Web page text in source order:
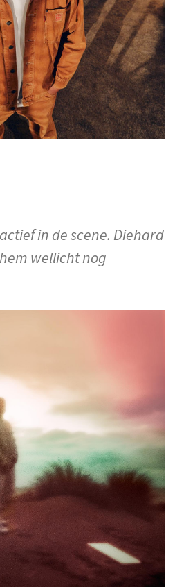
in de scene. Diehard
wellicht nog